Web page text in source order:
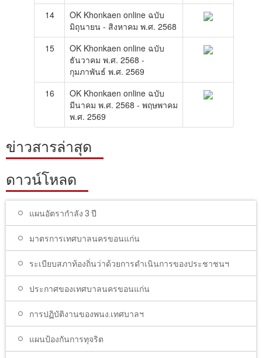
14
OK Khonkaen online ฉบับ
มิถุนายน - สิงหาคม พ.ศ. 2568
15
OK Khonkaen online ฉบับ
ธันวาคม พ.ศ. 2568 -
กุมภาพันธ์ พ.ศ. 2569
16
OK Khonkaen online ฉบับ
มีนาคม พ.ศ. 2568 - พฤษพาคม
พ.ศ. 2569
ข่าวสารล่าสุด
ดาวน์โหลด
แผนอัตรากำลัง 3 ปี
มาตรการเทศบาลนครขอนแก่น
ระเบียบสภาท้องถิ่นว่าด้วยการดำเนินการของประชาชนฯ
ประกาศของเทศบาลนครขอนแก่น
การปฏิบัติงานของพนง.เทศบาลฯ
แผนป้องกันการทุจริต